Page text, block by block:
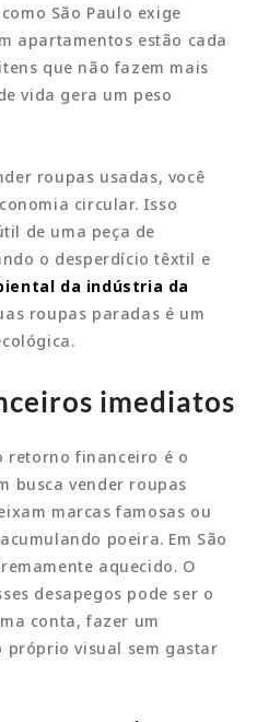
São Paulo exige
apartamentos estão cada
que não fazem mais
vida gera um peso
roupas usadas, você
circular. Isso
de uma peça de
o desperdício têxtil e
da indústria da
roupas paradas é um
imediatos
retorno financeiro é o
busca vender roupas
marcas famosas ou
poeira. Em São
aquecido. O
desapegos pode ser o
conta, fazer um
próprio visual sem gastar